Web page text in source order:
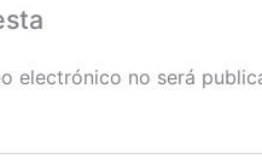
electrónico no será